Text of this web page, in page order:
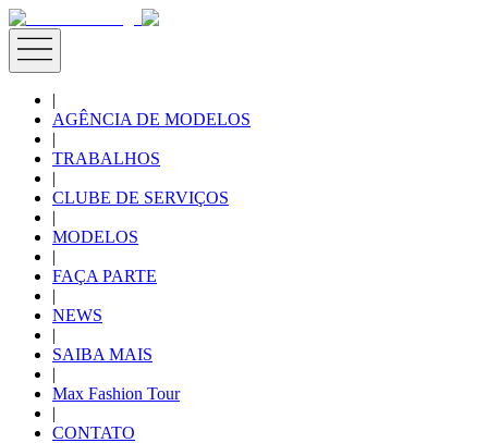
|
AGÊNCIA DE MODELOS
|
TRABALHOS
|
CLUBE DE SERVIÇOS
|
MODELOS
|
FAÇA PARTE
|
NEWS
|
SAIBA MAIS
|
Max Fashion Tour
|
CONTATO